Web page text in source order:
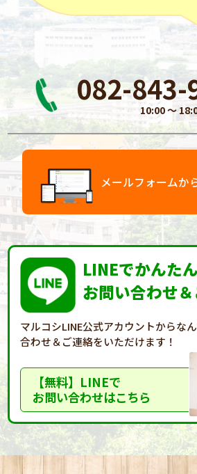
082-843-
10:00 〜
メールフォームか
LINEでかんた
お問い合わせ＆
マルコシLINE公式アカウントからな
合わせ＆ご連絡をいただけます！
【無料】LINEで
お問い合わせはこちら